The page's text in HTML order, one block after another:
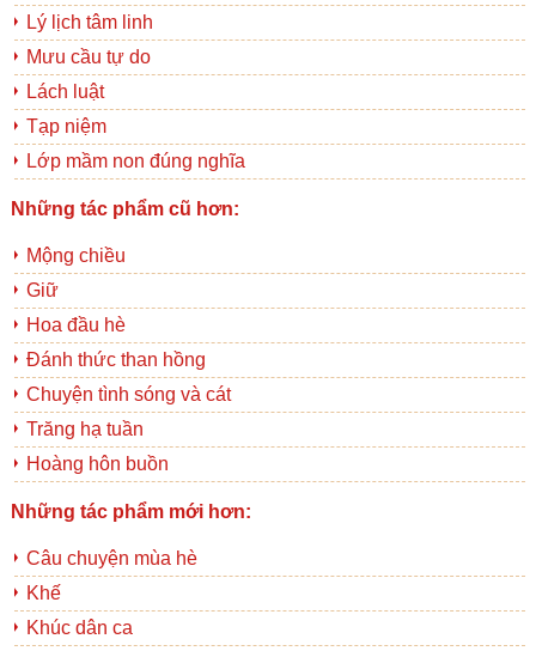
Lý lịch tâm linh
Mưu cầu tự do
Lách luật
Tạp niệm
Lớp mầm non đúng nghĩa
Những tác phẩm cũ hơn:
Mộng chiều
Giữ
Hoa đầu hè
Đánh thức than hồng
Chuyện tình sóng và cát
Trăng hạ tuần
Hoàng hôn buồn
Những tác phẩm mới hơn:
Câu chuyện mùa hè
Khế
Khúc dân ca